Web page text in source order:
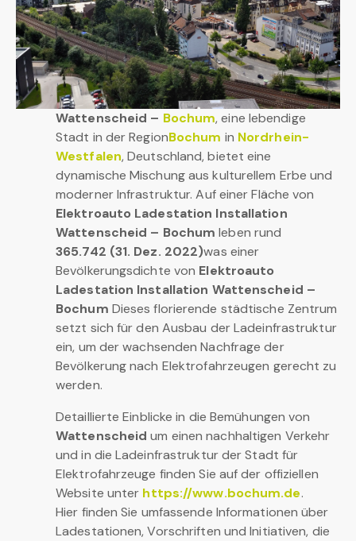
Wattenscheid – Bochum, eine lebendige
Stadt in der RegionBochum in Nordrhein-
Westfalen, Deutschland, bietet eine
dynamische Mischung aus kulturellem Erbe und
moderner Infrastruktur. Auf einer Fläche von
Elektroauto Ladestation Installation
Wattenscheid – Bochum leben rund
365.742 (31. Dez. 2022)was einer
Bevölkerungsdichte von Elektroauto
Ladestation Installation Wattenscheid –
Bochum Dieses florierende städtische Zentrum
setzt sich für den Ausbau der Ladeinfrastruktur
ein, um der wachsenden Nachfrage der
Bevölkerung nach Elektrofahrzeugen gerecht zu
werden.
Detaillierte Einblicke in die Bemühungen von
Wattenscheid um einen nachhaltigen Verkehr
und in die Ladeinfrastruktur der Stadt für
Elektrofahrzeuge finden Sie auf der offiziellen
Website unter https://www.bochum.de.
Hier finden Sie umfassende Informationen über
Ladestationen, Vorschriften und Initiativen, die